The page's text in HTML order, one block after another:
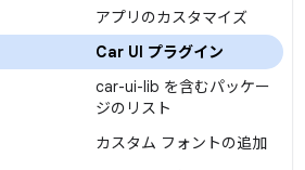
アプリのカスタマイズ
Car UI プラグイン
car-ui-lib を含むパッケー
ジのリスト
カスタム フォントの追加